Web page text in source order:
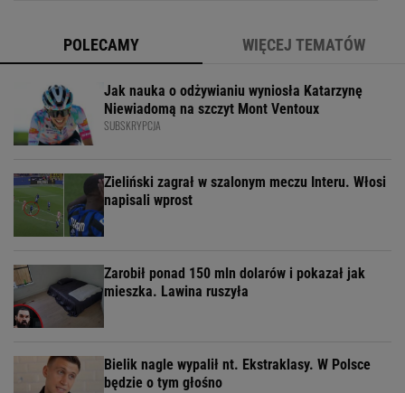
POLECAMY WIĘCEJ TEMATÓW
Jak nauka o odżywianiu wyniosła Katarzynę
Niewiadomą na szczyt Mont Ventoux
SUBSKRYPCJA
Zieliński zagrał w szalonym meczu Interu. Włosi
napisali wprost
Zarobił ponad 150 mln dolarów i pokazał jak
mieszka. Lawina ruszyła
Bielik nagle wypalił nt. Ekstraklasy. W Polsce
będzie o tym głośno